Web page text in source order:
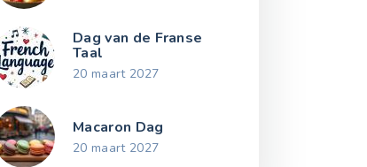
Dag van de Franse
Taal
20 maart 2027
Macaron Dag
20 maart 2027